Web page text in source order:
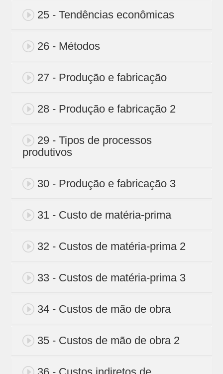
25 - Tendências econômicas
26 - Métodos
27 - Produção e fabricação
28 - Produção e fabricação 2
29 - Tipos de processos
produtivos
30 - Produção e fabricação 3
31 - Custo de matéria-prima
32 - Custos de matéria-prima 2
33 - Custos de matéria-prima 3
34 - Custos de mão de obra
35 - Custos de mão de obra 2